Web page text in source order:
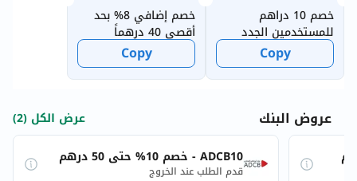
خصم 10 دراهم
للمستخدمين الجدد
Copy
خصم إضافي 8% بحد
أقصى 40 درهماً
Copy
عروض البنك
عرض الكل (2)
ADCB10 - خصم 10% حتى 50 درهم
قدم الطلب عند الخروج